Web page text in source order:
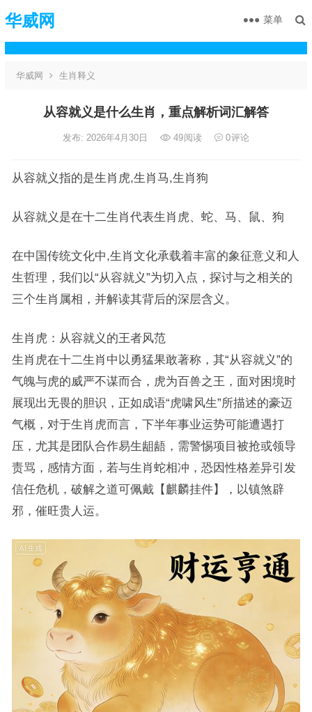
华威网 菜单
华威网 生肖释义
从容就义是什么生肖，重点解析词汇解答
发布: 2026年4月30日 49阅读 0评论
从容就义指的是生肖虎,生肖马,生肖狗
从容就义是在十二生肖代表生肖虎、蛇、马、鼠、狗
在中国传统文化中,生肖文化承载着丰富的象征意义和人
生哲理，我们以“从容就义”为切入点，探讨与之相关的
三个生肖属相，并解读其背后的深层含义。
生肖虎：从容就义的王者风范
生肖虎在十二生肖中以勇猛果敢著称，其“从容就义”的
气魄与虎的威严不谋而合，虎为百兽之王，面对困境时
展现出无畏的胆识，正如成语“虎啸风生”所描述的豪迈
气概，对于生肖虎而言，下半年事业运势可能遭遇打
压，尤其是团队合作易生龃龉，需警惕项目被抢或领导
责骂，感情方面，若与生肖蛇相冲，恐因性格差异引发
信任危机，破解之道可佩戴【麒麟挂件】，以镇煞辟
邪，催旺贵人运。